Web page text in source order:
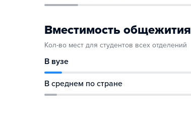
Вместимость общежития
Кол-во мест для студентов всех отделений
В вузе
В среднем по стране